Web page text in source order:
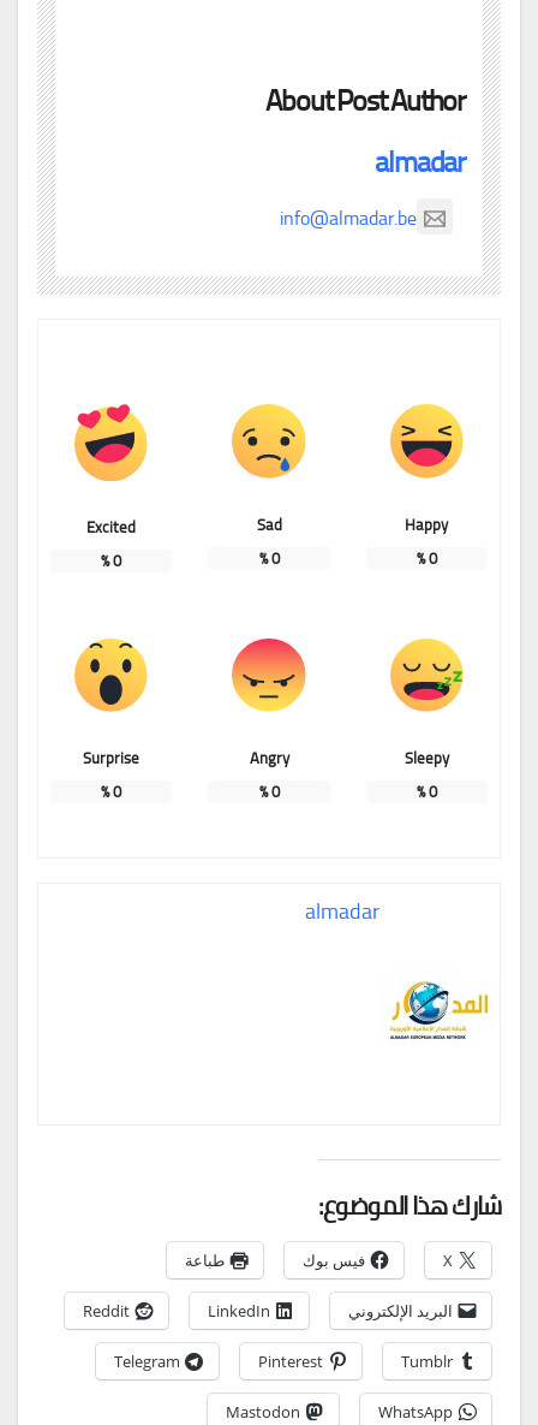
About Post Author
almadar
info@almadar.be
Happy
0
%
Sad
0
%
Excited
0
%
Sleepy
0
%
Angry
0
%
Surprise
0
%
almadar
شارك هذا الموضوع:
X فيس بوك طباعة
البريد الإلكتروني LinkedIn
Reddit
Tumblr
Pinterest
Telegram
WhatsApp
Mastodon